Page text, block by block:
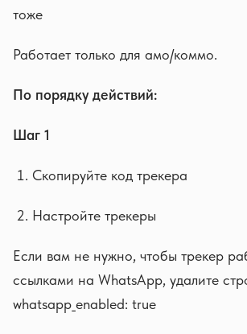
тоже
Работает только для амо/коммо.
По порядку действий:
Шаг 1
Скопируйте код трекера
Настройте трекеры
Если вам не нужно, чтобы трекер
ссылками на WhatsApp, удалите
whatsapp_enabled: true